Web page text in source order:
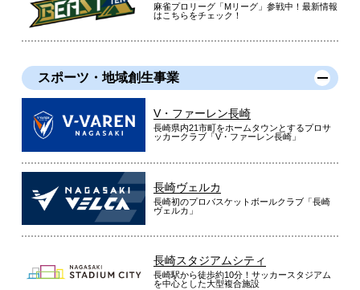
麻雀プロリーグ「Mリーグ」参戦中！最新情報
はこちらをチェック！
スポーツ・地域創生事業
V・ファーレン長崎
長崎県内21市町をホームタウンとするプロサ
ッカークラブ「V・ファーレン長崎」
長崎ヴェルカ
長崎初のプロバスケットボールクラブ「長崎
ヴェルカ」
長崎スタジアムシティ
長崎駅から徒歩約10分！サッカースタジアム
を中心とした大型複合施設